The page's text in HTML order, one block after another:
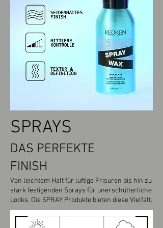
SPRAYS
DAS PERFEKTE
FINISH
Von leichtem Halt für luftige Frisuren bis hin zu
stark festigenden Sprays für unerschütterliche
Looks. Die SPRAY Produkte bieten diese Vielfalt.